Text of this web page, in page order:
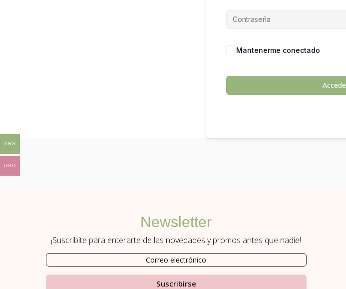
Mantenerme conectado
Newsletter
¡Suscribite para enterarte de las novedades y promos antes que nadie!
Suscribirse
ARS
USD